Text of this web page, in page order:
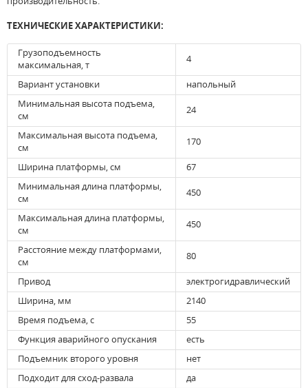
ТЕХНИЧЕСКИЕ ХАРАКТЕРИСТИКИ:
Грузоподъемность
максимальная, т
4
Вариант установки
напольный
Минимальная высота подъема,
см
24
Максимальная высота подъема,
см
170
Ширина платформы, см
67
Минимальная длина платформы,
см
450
Максимальная длина платформы,
см
450
Расстояние между платформами,
см
80
Привод
электрогидравлический
Ширина, мм
2140
Время подъема, с
55
Функция аварийного опускания
есть
Подъемник второго уровня
нет
Подходит для сход-развала
да